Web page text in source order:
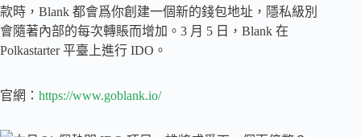
款時，Blank 都會爲你創建一個新的錢包地址，隱私級別
會隨著內部的每次轉賬而增加。3 月 5 日，Blank 在
Polkastarter 平臺上進行 IDO。
官網： https://www.goblank.io/